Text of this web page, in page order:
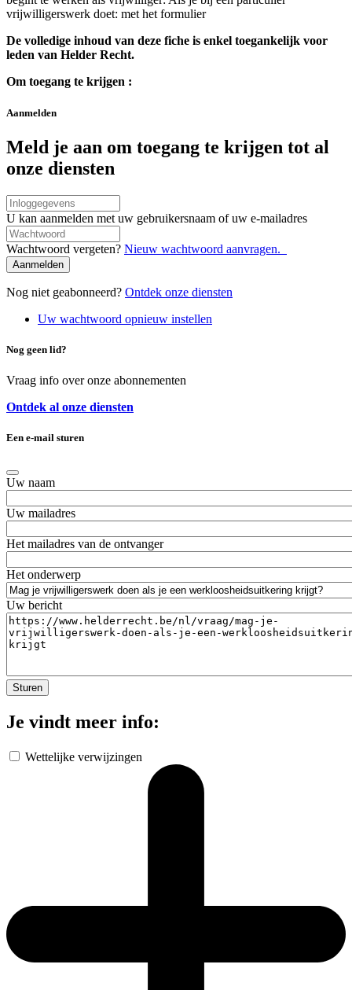
vrijwilligerswerk doet: met het formulier
De volledige inhoud van deze fiche is enkel toegankelijk voor
leden van Helder Recht.
Om toegang te krijgen :
Aanmelden
Meld je aan om toegang te krijgen tot al
onze diensten
Connexion
par
nom
d'utilisateur/adresse
e-
mail
U kan aanmelden met uw gebruikersnaam of uw e-mailadres
Wachtwoord
Wachtwoord vergeten? Nieuw wachtwoord aanvragen.
Nog niet geabonneerd? Ontdek onze diensten
Uw wachtwoord opnieuw instellen
Nog geen lid?
Vraag info over onze abonnementen
Ontdek al onze diensten
Een e-mail sturen
Uw naam
Uw mailadres
Het mailadres van de ontvanger
Het onderwerp
Uw bericht
Je vindt meer info:
Wettelijke verwijzingen